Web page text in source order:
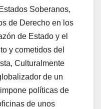
Soberanos,
de Derecho en los
de Estado y el
y cometidos del
Culturalmente
de un
políticas de
de unos